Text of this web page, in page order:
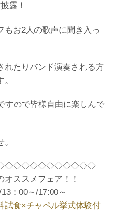
露！
もお2人の歌声に聞き入っ
れたりバンド演奏される方
すので皆様自由に楽しんで
ススメフェア！！
：00～/17:00～
試食×チャペル挙式体験付